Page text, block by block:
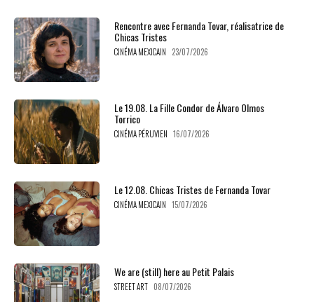
Rencontre avec Fernanda Tovar, réalisatrice de
Chicas Tristes
CINÉMA MEXICAIN 23/07/2026
Le 19.08. La Fille Condor de Álvaro Olmos
Torrico
CINÉMA PÉRUVIEN 16/07/2026
Le 12.08. Chicas Tristes de Fernanda Tovar
CINÉMA MEXICAIN 15/07/2026
We are (still) here au Petit Palais
STREET ART 08/07/2026